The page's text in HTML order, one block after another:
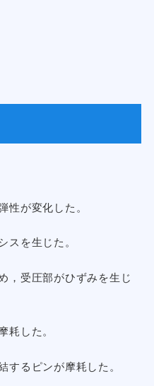
が変化した。
を生じた。
，受圧部がひずみを生じ
した。
るピンが摩耗した。